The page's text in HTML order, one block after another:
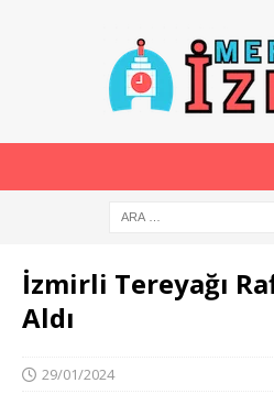
İzmirli Tereyağı
Aldı
29/01/2024